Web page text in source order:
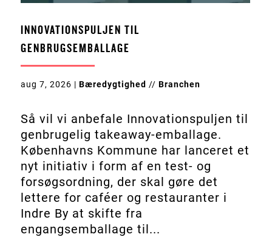
INNOVATIONSPULJEN TIL
GENBRUGSEMBALLAGE
aug 7, 2026 | Bæredygtighed // Branchen
Så vil vi anbefale Innovationspuljen til
genbrugelig takeaway-emballage.
Københavns Kommune har lanceret et
nyt initiativ i form af en test- og
forsøgsordning, der skal gøre det
lettere for caféer og restauranter i
Indre By at skifte fra
engangsemballage til...